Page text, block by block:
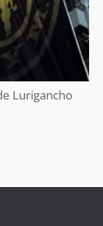
Lurigancho